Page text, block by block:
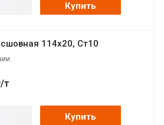
Купить
114х20, Ст10
т
Купить